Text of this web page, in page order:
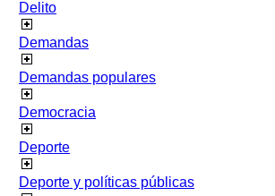
Delito
Demandas
Demandas populares
Democracia
Deporte
Deporte y políticas públicas